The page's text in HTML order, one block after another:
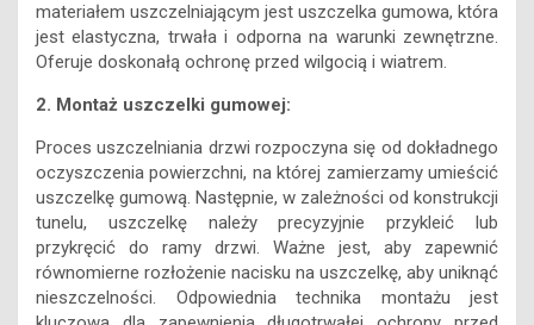
materiałem uszczelniającym jest uszczelka gumowa, która
jest elastyczna, trwała i odporna na warunki zewnętrzne.
Oferuje doskonałą ochronę przed wilgocią i wiatrem.
2. Montaż uszczelki gumowej:
Proces uszczelniania drzwi rozpoczyna się od dokładnego
oczyszczenia powierzchni, na której zamierzamy umieścić
uszczelkę gumową. Następnie, w zależności od konstrukcji
tunelu, uszczelkę należy precyzyjnie przykleić lub
przykręcić do ramy drzwi. Ważne jest, aby zapewnić
równomierne rozłożenie nacisku na uszczelkę, aby uniknąć
nieszczelności. Odpowiednia technika montażu jest